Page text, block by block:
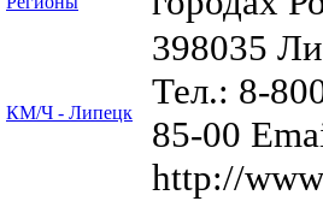
КМ/Ч - Липецк
398035
Тел.: 8-
85-00
http://